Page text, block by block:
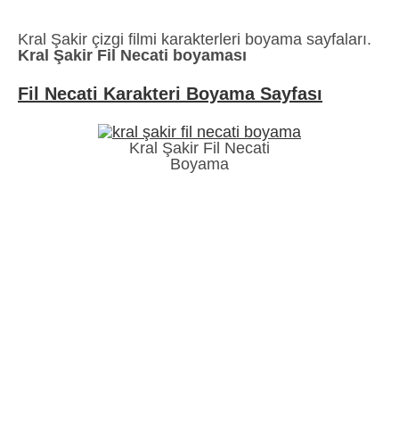
Kral Şakir çizgi filmi karakterleri boyama sayfaları.
Kral Şakir Fil Necati boyaması
Fil Necati Karakteri Boyama Sayfası
Kral Şakir Fil Necati
Boyama